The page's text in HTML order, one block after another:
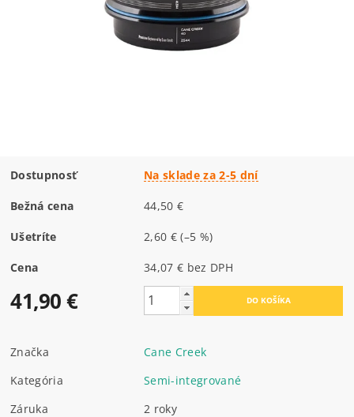
Dostupnosť Na sklade za 2-5 dní
Bežná cena 44,50 €
Ušetríte 2,60 €(–5 %)
Cena 34,07 € bez DPH
41,90 €
Značka
Cane Creek
Kategória
Semi-integrované
Záruka
2 roky